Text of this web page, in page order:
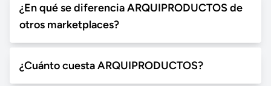
¿En qué se diferencia ARQUIPRODUCTOS de
otros marketplaces?
¿Cuánto cuesta ARQUIPRODUCTOS?